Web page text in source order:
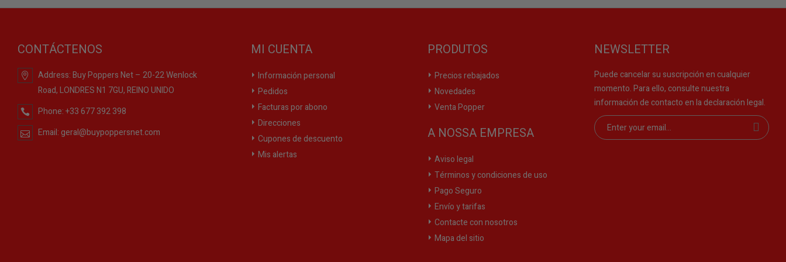
CONTÁCTENOS
Address:Buy Poppers Net – 20-22 Wenlock
Road, LONDRES N1 7GU, REINO UNIDO
Phone:+33 677 392 398
Email: geral@buypoppersnet.com
MI CUENTA
Información personal
Pedidos
Facturas por abono
Direcciones
Cupones de descuento
Mis alertas
PRODUTOS
Precios rebajados
Novedades
Venta Popper
A NOSSA EMPRESA
Aviso legal
Términos y condiciones de uso
Pago Seguro
Envío y tarifas
Contacte con nosotros
Mapa del sitio
NEWSLETTER
Puede cancelar su suscripción en cualquier
momento. Para ello, consulte nuestra
información de contacto en la declaración legal.